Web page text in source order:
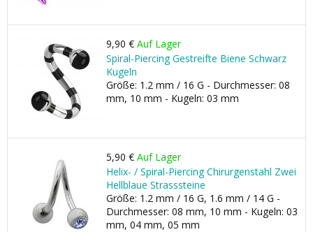
9,90 € Auf Lager
Spiral-Piercing Gestreifte Biene Schwarz
Kugeln
Größe: 1.2 mm / 16 G - Durchmesser: 08
mm, 10 mm - Kugeln: 03 mm
5,90 € Auf Lager
Helix- / Spiral-Piercing Chirurgenstahl Zwei
Hellblaue Strasssteine
Größe: 1.2 mm / 16 G, 1.6 mm / 14 G -
Durchmesser: 08 mm, 10 mm - Kugeln: 03
mm, 04 mm, 05 mm